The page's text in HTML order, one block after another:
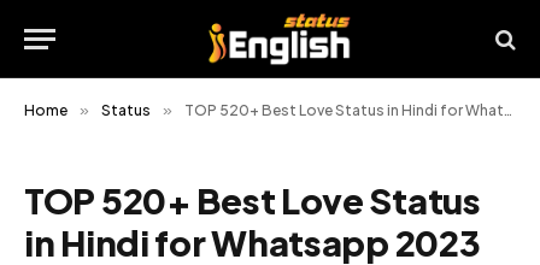
Home » Status » TOP 520+ Best Love Status in Hindi for Whatsapp 2023
TOP 520+ Best Love Status
in Hindi for Whatsapp 2023